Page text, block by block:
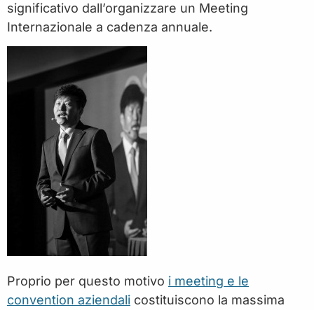
significativo dall’organizzare un Meeting
Internazionale a cadenza annuale.
Proprio per questo motivo i meeting e le
convention aziendali costituiscono la massima